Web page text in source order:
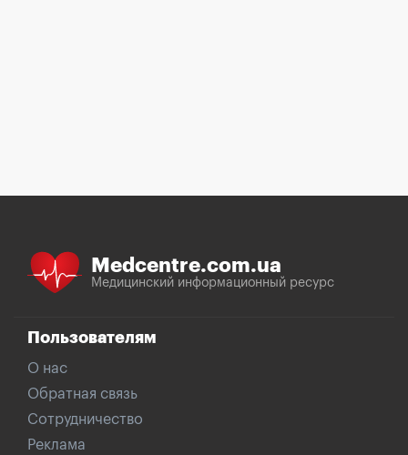
Medcentre.com.ua
Медицинский информационный ресурс
Пользователям
О нас
Обратная связь
Сотрудничество
Реклама